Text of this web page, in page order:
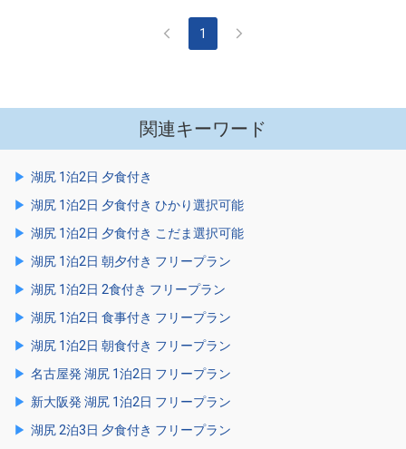
1
関連キーワード
湖尻 1泊2日 夕食付き
湖尻 1泊2日 夕食付き ひかり選択可能
湖尻 1泊2日 夕食付き こだま選択可能
湖尻 1泊2日 朝夕付き フリープラン
湖尻 1泊2日 2食付き フリープラン
湖尻 1泊2日 食事付き フリープラン
湖尻 1泊2日 朝食付き フリープラン
名古屋発 湖尻 1泊2日 フリープラン
新大阪発 湖尻 1泊2日 フリープラン
湖尻 2泊3日 夕食付き フリープラン